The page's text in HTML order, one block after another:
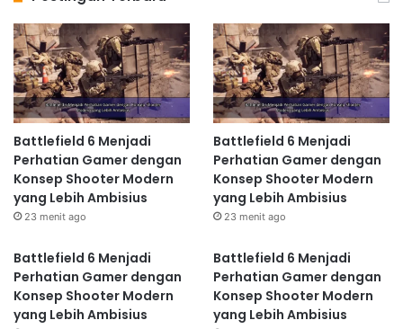
Battlefield 6 Menjadi
Perhatian Gamer dengan
Konsep Shooter Modern
yang Lebih Ambisius
23 menit ago
Battlefield 6 Menjadi
Perhatian Gamer dengan
Konsep Shooter Modern
yang Lebih Ambisius
23 menit ago
Battlefield 6 Menjadi
Perhatian Gamer dengan
Konsep Shooter Modern
yang Lebih Ambisius
Battlefield 6 Menjadi
Perhatian Gamer dengan
Konsep Shooter Modern
yang Lebih Ambisius